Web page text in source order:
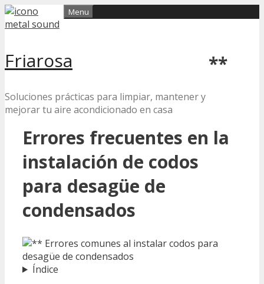
Skip
to
Friarosa
Soluciones prácticas para limpiar, mantener y
mejorar tu aire acondicionado en casa
Menu
**
Errores frecuentes en la
instalación de codos
para desagüe de
condensados
Índice